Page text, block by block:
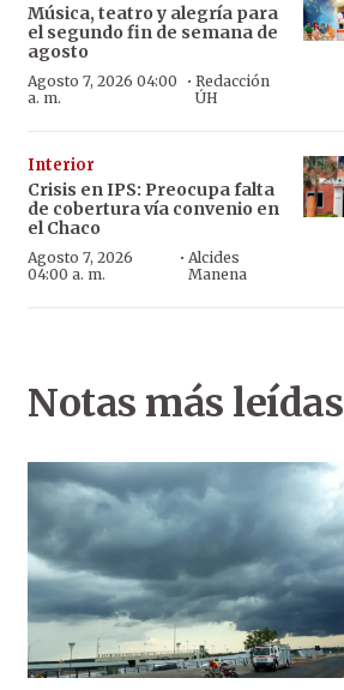
Música, teatro y alegría para
el segundo fin de semana de
agosto
Agosto 7, 2026 04:00
a. m.
· Redacción
ÚH
Interior
Crisis en IPS: Preocupa falta
de cobertura vía convenio en
el Chaco
Agosto 7, 2026
04:00 a. m.
·Alcides
Manena
Notas más leídas